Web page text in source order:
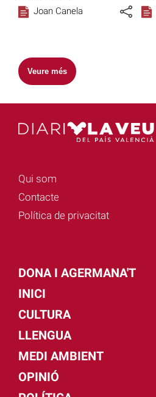
Joan Canela
Veure més
Qui som
Contacte
Política de privacitat
DONA I AGERMANA'T
INICI
CULTURA
LLENGUA
MEDI AMBIENT
OPINIÓ